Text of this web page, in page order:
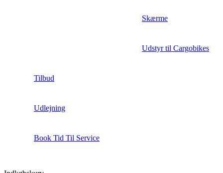
Skærme
Udstyr til Cargobikes
Tilbud
Udlejning
Book Tid Til Service